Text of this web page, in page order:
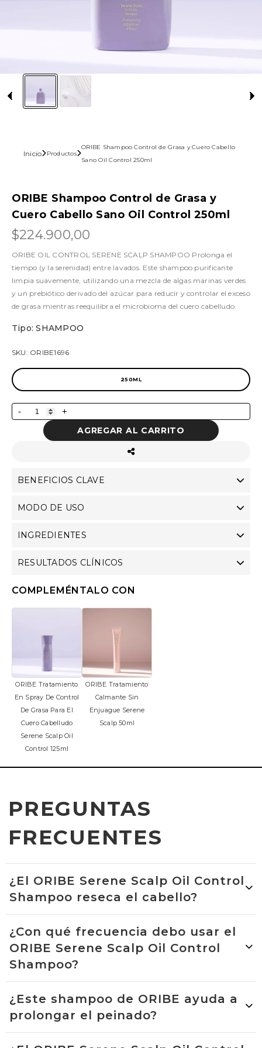
Inicio Productos
ORIBE Shampoo Control de Grasa y Cuero Cabello
Sano Oil Control 250ml
ORIBE Shampoo Control de Grasa y
Cuero Cabello Sano Oil Control 250ml
$224.900,00
ORIBE OIL CONTROL SERENE SCALP SHAMPOO Prolonga el
tiempo (y la serenidad) entre lavados. Este shampoo purificante
limpia suavemente, utilizando una mezcla de algas marinas verdes
y un prebiótico derivado del azúcar para reducir y controlar el exceso
de grasa mientras reequilibra el microbioma del cuero cabelludo.
Tipo: SHAMPOO
SKU: ORIBE1696
250ML
- +
AGREGAR AL CARRITO
BENEFICIOS CLAVE
MODO DE USO
INGREDIENTES
RESULTADOS CLÍNICOS
COMPLEMÉNTALO CON
ORIBE Tratamiento
En Spray De Control
De Grasa Para El
Cuero Cabelludo
Serene Scalp Oil
Control 125ml
ORIBE Tratamiento
Calmante Sin
Enjuague Serene
Scalp 50ml
PREGUNTAS
FRECUENTES
¿El ORIBE Serene Scalp Oil Control
Shampoo reseca el cabello?
¿Con qué frecuencia debo usar el
ORIBE Serene Scalp Oil Control
Shampoo?
¿Este shampoo de ORIBE ayuda a
prolongar el peinado?